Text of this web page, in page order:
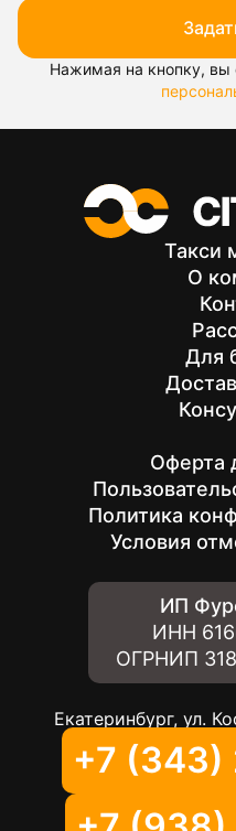
Нажимая на кнопку, вы
Такси
О
Для
Оферта
Политика
Условия
ИП
ИНН
ОГРНИП
Екатеринбург, ул.
+7